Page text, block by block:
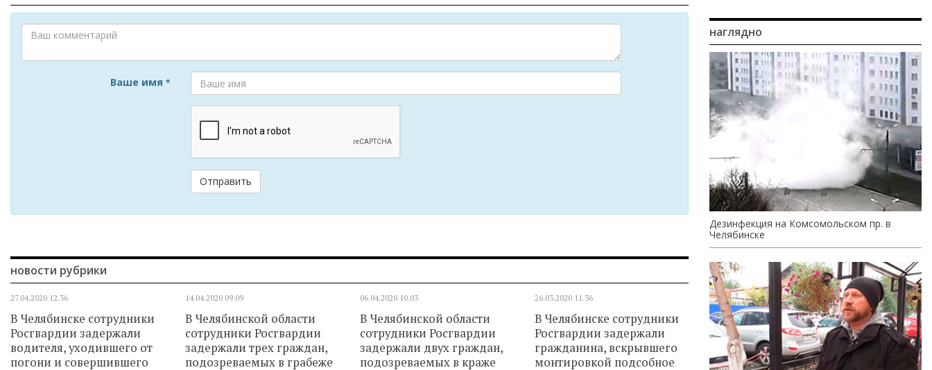
Ваше имя *
Отправить
новости рубрики
27.04.2020 12.36
В Челябинске сотрудники
Росгвардии задержали
водителя, уходившего от
погони и совершившего
14.04.2020 09.09
В Челябинской области
сотрудники Росгвардии
задержали трех граждан,
подозреваемых в грабеже
06.04.2020 10.03
В Челябинской области
сотрудники Росгвардии
задержали двух граждан,
подозреваемых в краже
26.03.2020 11.36
В Челябинске сотрудники
Росгвардии задержали
гражданина, вскрывшего
монтировкой подсобное
наглядно
Дезинфекция на Комсомольском пр. в
Челябинске